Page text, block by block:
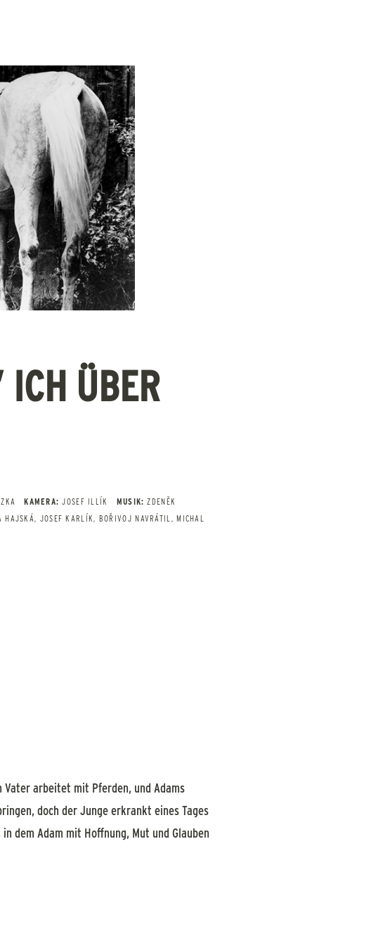
ICH ÜBER
KAMERA: JOSEF ILLÍK MUSIK: ZDENĚK
JOSEF KARLÍK, BOŘIVOJ NAVRÁTIL, MICHAL
Vater arbeitet mit Pferden, und Adams
doch der Junge erkrankt eines Tages
dem Adam mit Hoffnung, Mut und Glauben